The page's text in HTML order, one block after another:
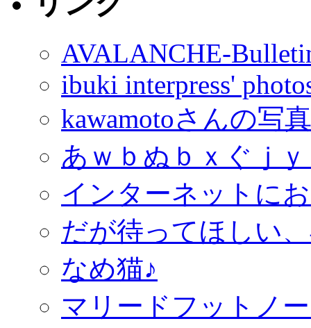
AVALANCHE-
ibuki interpress'
kawamotoさんの写
あｗｂぬｂｘぐｊ
インターネットに
だが待ってほしい
なめ猫♪
マリードフットノ